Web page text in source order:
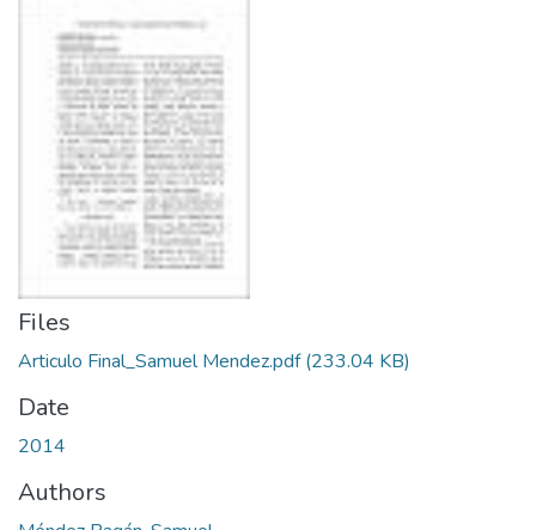
Files
Articulo Final_Samuel Mendez.pdf(233.04 KB)
Date
2014
Authors